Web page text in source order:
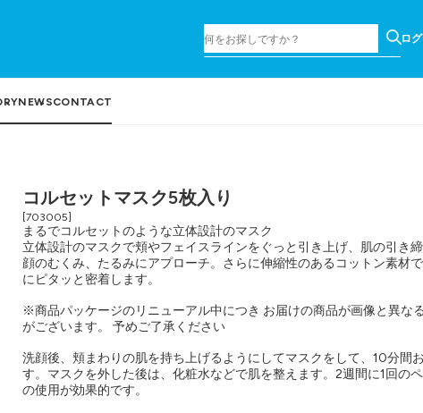
ロ
NEWSCONTACT
コルセットマスク5枚入り
[703005]
まるでコルセットのような立体設計のマスク
立体設計のマスクで頬やフェイスラインをぐっと引き上げ、肌の引き
顔のむくみ、たるみにアプローチ。さらに伸縮性のあるコットン素材
にピタッと密着します。
※商品パッケージのリニューアル中につき お届けの商品が画像と異な
がございます。 予めご了承ください
洗顔後、頬まわりの肌を持ち上げるようにしてマスクをして、10分間
す。マスクを外した後は、化粧水などで肌を整えます。2週間に1回の
の使用が効果的です。